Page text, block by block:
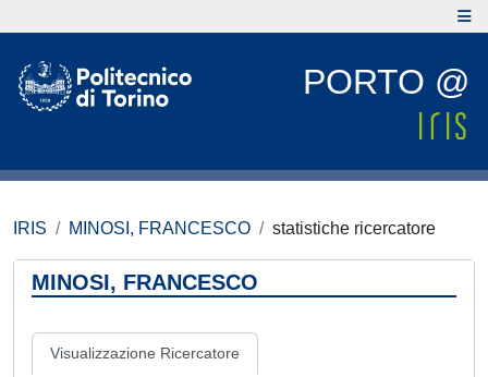
PORTO @
IRIS MINOSI, FRANCESCO statistiche ricercatore
MINOSI, FRANCESCO
Visualizzazione Ricercatore